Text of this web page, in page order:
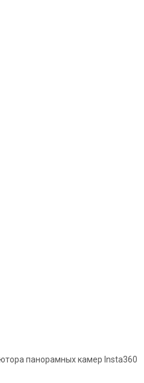
панорамных камер Insta360